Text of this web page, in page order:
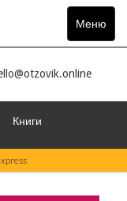
Меню
Toggle
Книги